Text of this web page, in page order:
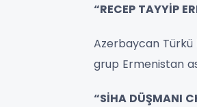
“RECEP TAYYİP
Azerbaycan Türkü
grup Ermenistan
“SİHA DÜŞMANI